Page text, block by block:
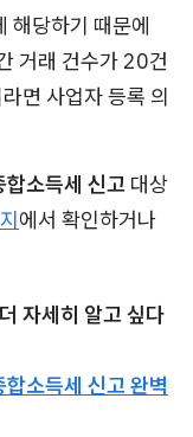
해당하기 때문에
거래 건수가 20건
면 사업자 등록 의
합소득세 신고 대상
에서 확인하거나
자세히 알고 싶다
소득세 신고 완벽